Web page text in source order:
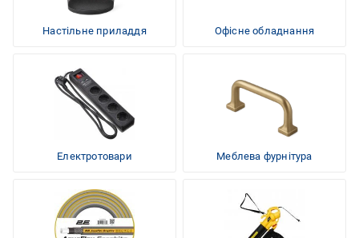
Настільне приладдя Офісне обладнання
Електротовари Меблева фурнітура